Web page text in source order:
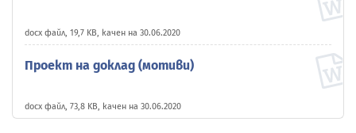
docx файл, 19,7 KB, качен на 30.06.2020
Проект на доклад (мотиви)
docx файл, 73,8 KB, качен на 30.06.2020